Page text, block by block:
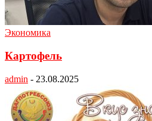
Экономика
Картофель
admin - 23.08.2025